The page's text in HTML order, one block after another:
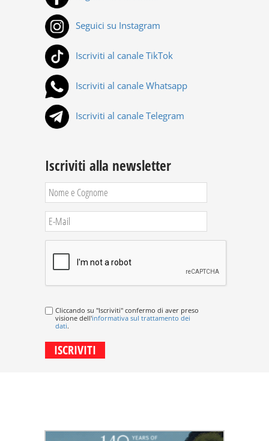
Seguici su Instagram
Iscriviti al canale TikTok
Iscriviti al canale Whatsapp
Iscriviti al canale Telegram
Iscriviti alla newsletter
Cliccando su "Iscriviti" confermo di aver preso
visione dell'informativa sul trattamento dei
dati.